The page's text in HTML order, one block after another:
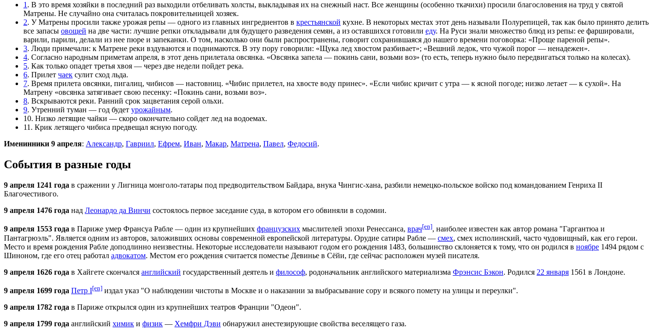
1. В это время хозяйки в последний раз выходили отбеливать холсты, выкладывая их на снежный наст. Все женщины (особенно ткачихи) просили благословения на труд у святой
Матрены. Не случайно она считалась покровительницей хозяек.
2. У Матрены просили также урожая репы — одного из главных ингредиентов в крестьянской кухне. В некоторых местах этот день называли Полурепицей, так как было принято делить
все запасы овощей на две части: лучшие репки откладывали для будущего разведения семян, а из оставшихся готовили еду. На Руси знали множество блюд из репы: ее фаршировали,
варили, парили, делали из нее пюре и запеканки. О том, насколько они были распространены, говорит сохранившаяся до нашего времени поговорка: «Проще пареной репы».
3. Люди примечали: к Матрене реки вздуваются и поднимаются. В эту пору говорили: «Щука лед хвостом разбивает»; «Вешний ледок, что чужой порог — ненадежен».
4. Согласно народным приметам апреля, в этот день прилетала овсянка. «Овсянка запела — покинь сани, возьми воз» (то есть, теперь нужно было передвигаться только на колесах).
5. Как только опадет третья хвоя — через две недели пойдет река.
6. Прилет чаек сулит сход льда.
7. Время прилета овсянки, пигалиц, чибисов — настовниц. «Чибис прилетел, на хвосте воду принес». «Если чибис кричит с утра — к ясной погоде; низко летает — к сухой». На
Матрену «овсянка затягивает свою песенку: «Покинь сани, возьми воз».
8. Вскрываются реки. Ранний срок зацветания серой ольхи.
9. Утренний туман — год будет урожайным.
10. Низко летящие чайки — скоро окончательно сойдет лед на водоемах.
11. Крик летящего чибиса предвещал ясную погоду.
Именинники 9 апреля: Александр, Гавриил, Ефрем, Иван, Макар, Матрена, Павел, Федосий.
События в разные годы
9 апреля 1241 года в сражении у Лигница монголо-татары под предводительством Байдара, внука Чингис-хана, разбили немецко-польское войско под командованием Генриха II
Благочестивого.
9 апреля 1476 года над Леонардо да Винчи состоялось первое заседание суда, в котором его обвиняли в содомии.
9 апреля 1553 года в Париже умер Франсуа Рабле — один из крупнейших французских мыслителей эпохи Ренессанса, врач[en], наиболее известен как автор романа "Гаргантюа и
Пантагрюэль". Является одним из авторов, заложивших основы современной европейской литературы. Орудие сатиры Рабле — смех, смех исполинский, часто чудовищный, как его герои.
Место и время рождения Рабле доподлинно неизвестны. Некоторые исследователи называют годом его рождения 1483, большинство склоняется к тому, что он родился в ноябре 1494 рядом с
Шиноном, где его отец работал адвокатом. Местом его рождения считается поместье Девинье в Сёйи, где сейчас расположен музей писателя.
9 апреля 1626 года в Хайгете скончался английский государственный деятель и философ, родоначальник английского материализма Фрэнсис Бэкон. Родился 22 января 1561 в Лондоне.
9 апреля 1699 года Петр I[en] издал указ "О наблюдении чистоты в Москве и о наказании за выбрасывание сору и всякого помету на улицы и переулки".
9 апреля 1782 года в Париже открылся один из крупнейших театров Франции "Одеон".
9 апреля 1799 года английский химик и физик — Хемфри Дэви обнаружил анестезирующие свойства веселящего газа.